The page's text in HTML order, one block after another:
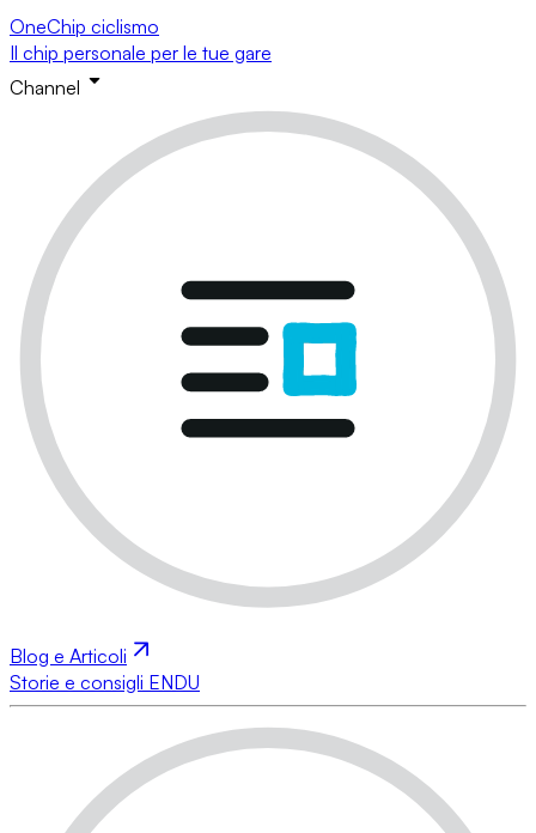
OneChip ciclismo
Il chip personale per le tue gare
Channel
Blog e Articoli
Storie e consigli ENDU